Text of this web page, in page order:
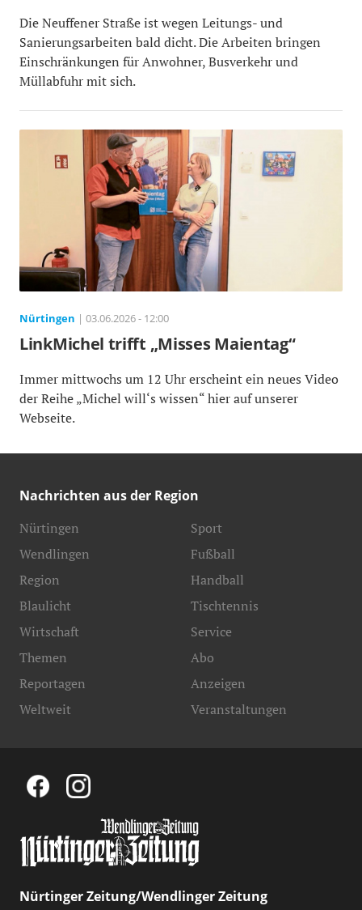
Die Neuffener Straße ist wegen Leitungs- und
Sanierungsarbeiten bald dicht. Die Arbeiten bringen
Einschränkungen für Anwohner, Busverkehr und
Müllabfuhr mit sich.
Nürtingen | 03.06.2026 - 12:00
LinkMichel trifft „Misses Maientag“
Immer mittwochs um 12 Uhr erscheint ein neues Video
der Reihe „Michel will‘s wissen“ hier auf unserer
Webseite.
Nachrichten aus der Region
Nürtingen
Wendlingen
Region
Blaulicht
Sport
Fußball
Handball
Tischtennis
Wirtschaft
Themen
Reportagen
Weltweit
Service
Abo
Anzeigen
Veranstaltungen
Nürtinger Zeitung/Wendlinger Zeitung